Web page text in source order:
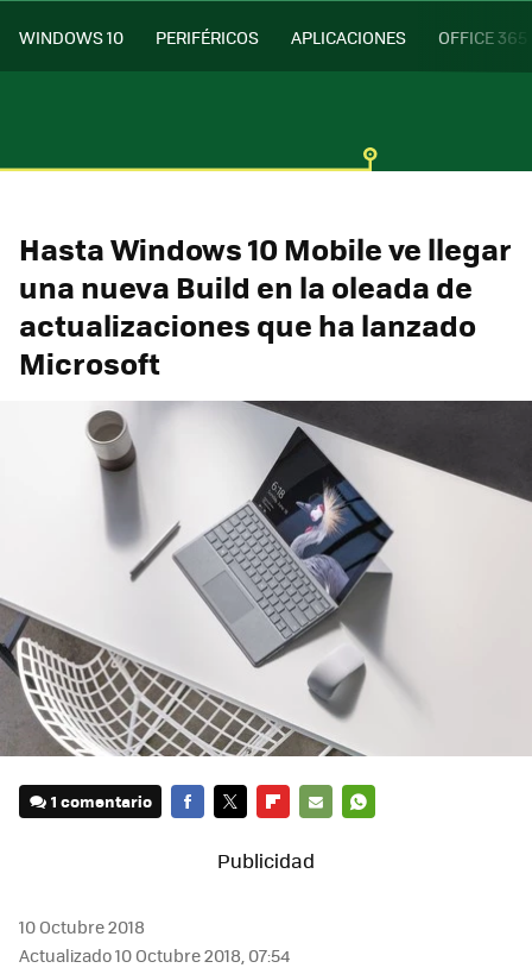
WINDOWS 10 PERIFÉRICOS APLICACIONES OFFICE 365
Hasta Windows 10 Mobile ve llegar
una nueva Build en la oleada de
actualizaciones que ha lanzado
Microsoft
1 comentario
MAIL
10 Octubre 2018
Actualizado 10 Octubre 2018, 07:54